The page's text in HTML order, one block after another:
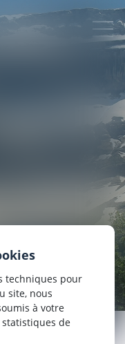
techniques pour
site, nous
à votre
de